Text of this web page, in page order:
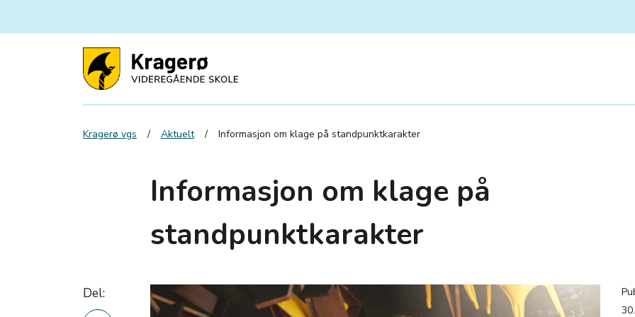
Kragerø vgs Aktuelt Informasjon om klage på standpunktkarakter
Informasjon om klage på
standpunktkarakter
Del: